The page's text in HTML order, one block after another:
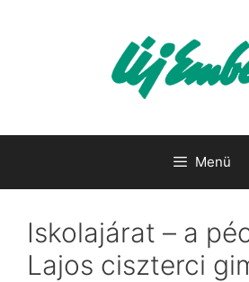
Menü
Iskolajárat – a
Lajos ciszterci